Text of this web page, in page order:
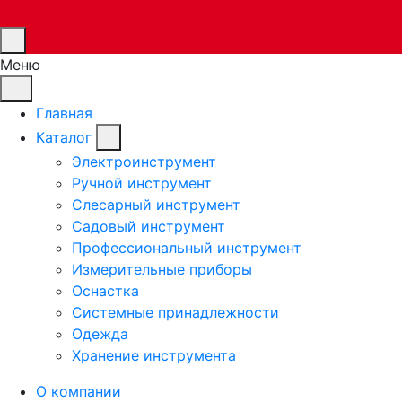
Меню
Главная
Каталог
Электроинструмент
Ручной инструмент
Слесарный инструмент
Садовый инструмент
Профессиональный инструмент
Измерительные приборы
Оснастка
Системные принадлежности
Одежда
Хранение инструмента
О компании